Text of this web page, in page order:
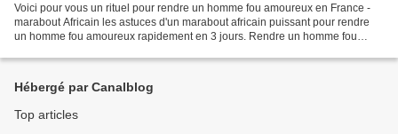
Voici pour vous un rituel pour rendre un homme fou amoureux en France -
marabout Africain les astuces d'un marabout africain puissant pour rendre
un homme fou amoureux rapidement en 3 jours. Rendre un homme fou
Hébergé par Canalblog
Top articles